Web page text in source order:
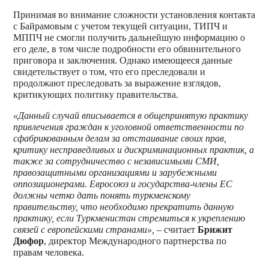
Принимая во внимание сложности установления контакта
с Байрамовым с учетом текущей ситуации, ТИПЧ и
МППЧ не смогли получить дальнейшую информацию о
его деле, в том числе подробности его обвинительного
приговора и заключения. Однако имеющееся данные
свидетельствует о том, что его преследовали и
продолжают преследовать за выражение взглядов,
критикующих политику правительства.
«Данный случай вписывается в общепринятую практику
привлечения граждан к уголовной ответственности по
сфабрикованным делам за отстаивание своих прав,
критику несправедливых и дискриминационных практик, а
также за сотрудничество с независимыми СМИ,
правозащитными организациями и зарубежными
оппозиционерами. Евросоюз и государства-члены ЕС
должны четко дать понять туркменскому
правительству, что необходимо прекратить данную
практику, если Туркменистан стремиться к укреплению
связей с европейскими странами», –считает Брижит
Дюфор, директор Международного партнерства по
правам человека.